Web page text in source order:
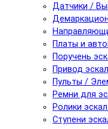
Датчики /
Платы и
Поручень
Привод
Пульты /
Ремни для
Ролики
Ступени